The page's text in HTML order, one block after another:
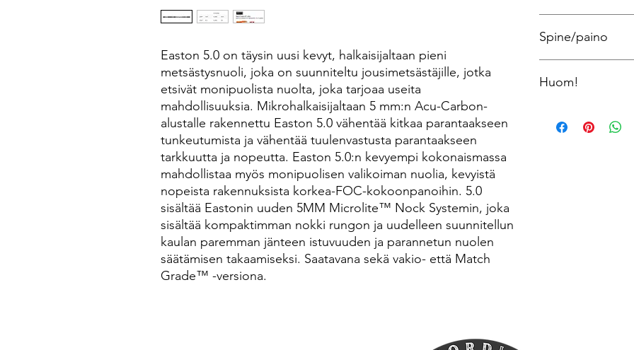
Easton 5.0 on täysin uusi kevyt, halkaisijaltaan pieni
metsästysnuoli, joka on suunniteltu jousimetsästäjille, jotka
etsivät monipuolista nuolta, joka tarjoaa useita
mahdollisuuksia. Mikrohalkaisijaltaan 5 mm:n Acu-Carbon-
alustalle rakennettu Easton 5.0 vähentää kitkaa parantaakseen
tunkeutumista ja vähentää tuulenvastusta parantaakseen
tarkkuutta ja nopeutta. Easton 5.0:n kevyempi kokonaismassa
mahdollistaa myös monipuolisen valikoiman nuolia, kevyistä
nopeista rakennuksista korkea-FOC-kokoonpanoihin. 5.0
sisältää Eastonin uuden 5MM Microlite™ Nock Systemin, joka
sisältää kompaktimman nokki rungon ja uudelleen suunnitellun
kaulan paremman jänteen istuvuuden ja parannetun nuolen
säätämisen takaamiseksi. Saatavana sekä vakio- että Match
Grade™ -versiona.
Paksuus: .204
Spine/paino
200 | 10.6 gpi
340 | 7.5 gpi
Huom!
enää vaihto taikka